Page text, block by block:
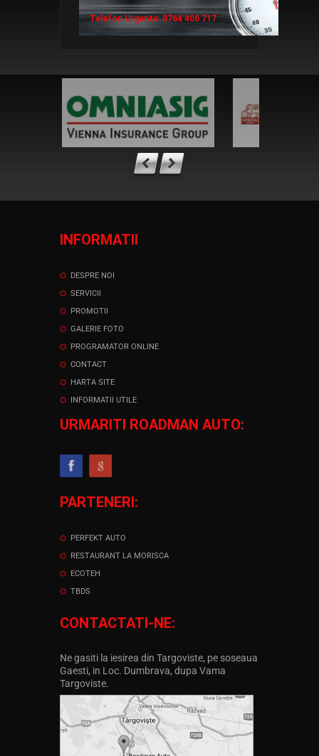
Telefon Urgente: 0764 406 717
INFORMATII
DESPRE NOI
SERVICII
PROMOTII
GALERIE FOTO
PROGRAMATOR ONLINE
CONTACT
HARTA SITE
INFORMATII UTILE
URMARITI ROADMAN AUTO:
PARTENERI:
PERFEKT AUTO
RESTAURANT LA MORISCA
ECOTEH
TBDS
CONTACTATI-NE:
Ne gasiti la iesirea din Targoviste, pe soseaua
Gaesti, in Loc. Dumbrava, dupa Vama
Targoviste.